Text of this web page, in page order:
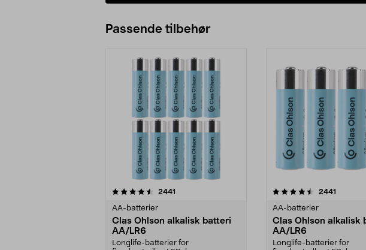
Passende tilbehør
2441
AA-batterier
Clas Ohlson alkalisk batteri
AA/LR6
Longlife-batterier for
4.5av 5 stjerner 2441
AA-batterier
Clas Ohlson alkalisk
AA/LR6
Longlife-batterier for
4.5av 5 stjerner